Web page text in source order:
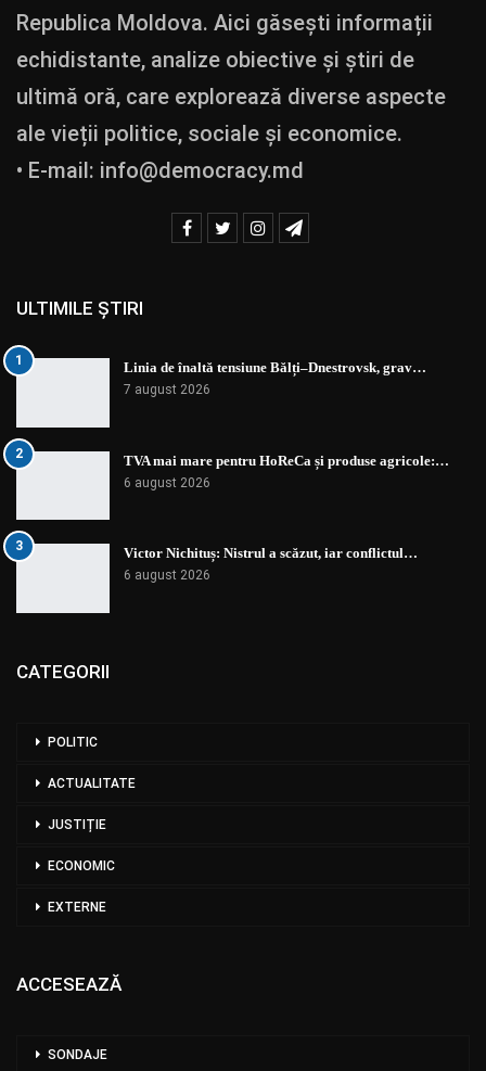
Republica Moldova. Aici găsești informații
echidistante, analize obiective și știri de
ultimă oră, care explorează diverse aspecte
ale vieții politice, sociale și economice.
• E-mail: info@democracy.md
ULTIMILE ȘTIRI
1 Linia de înaltă tensiune Bălți–Dnestrovsk, grav…
7 august 2026
2 TVA mai mare pentru HoReCa și produse agricole:…
6 august 2026
3 Victor Nichituș: Nistrul a scăzut, iar conflictul…
6 august 2026
CATEGORII
POLITIC
ACTUALITATE
JUSTIȚIE
ECONOMIC
EXTERNE
ACCESEAZĂ
SONDAJE